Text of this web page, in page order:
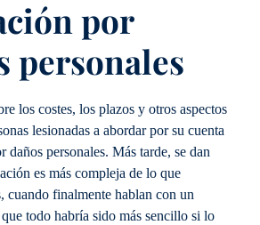
por
personales
los costes, los plazos y otros aspectos
lesionadas a abordar por su cuenta
daños personales. Más tarde, se dan
es más compleja de lo que
cuando finalmente hablan con un
todo habría sido más sencillo si lo